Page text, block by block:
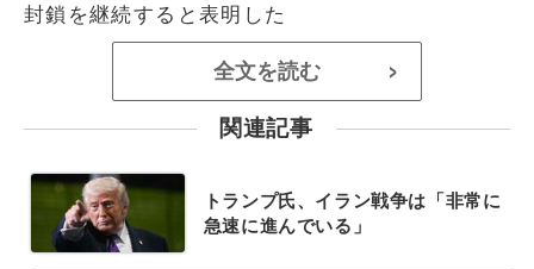
封鎖を継続すると表明した
全文を読む >
関連記事
トランプ氏、イラン戦争は「非常に
急速に進んでいる」